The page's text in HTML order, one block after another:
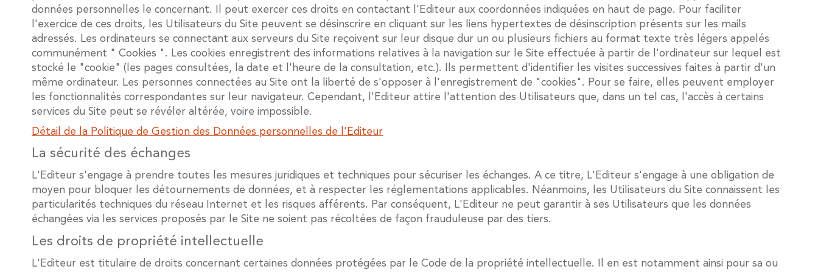
données personnelles le concernant. Il peut exercer ces droits en contactant l'Editeur aux coordonnées indiquées en haut de page. Pour faciliter
l'exercice de ces droits, les Utilisateurs du Site peuvent se désinscrire en cliquant sur les liens hypertextes de désinscription présents sur les mails
adressés. Les ordinateurs se connectant aux serveurs du Site reçoivent sur leur disque dur un ou plusieurs fichiers au format texte très légers appelés
communément " Cookies ". Les cookies enregistrent des informations relatives à la navigation sur le Site effectuée à partir de l'ordinateur sur lequel est
stocké le "cookie" (les pages consultées, la date et l'heure de la consultation, etc.). Ils permettent d'identifier les visites successives faites à partir d'un
même ordinateur. Les personnes connectées au Site ont la liberté de s'opposer à l'enregistrement de "cookies". Pour se faire, elles peuvent employer
les fonctionnalités correspondantes sur leur navigateur. Cependant, l'Editeur attire l'attention des Utilisateurs que, dans un tel cas, l'accès à certains
services du Site peut se révéler altérée, voire impossible.
Détail de la Politique de Gestion des Données personnelles de l'Editeur
La sécurité des échanges
L'Editeur s'engage à prendre toutes les mesures juridiques et techniques pour sécuriser les échanges. A ce titre, L'Editeur s'engage à une obligation de
moyen pour bloquer les détournements de données, et à respecter les réglementations applicables. Néanmoins, les Utilisateurs du Site connaissent les
particularités techniques du réseau Internet et les risques afférents. Par conséquent, L'Editeur ne peut garantir à ses Utilisateurs que les données
échangées via les services proposés par le Site ne soient pas récoltées de façon frauduleuse par des tiers.
Les droits de propriété intellectuelle
L'Editeur est titulaire de droits concernant certaines données protégées par le Code de la propriété intellectuelle. Il en est notamment ainsi pour sa ou